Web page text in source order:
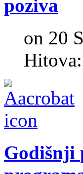
poziva
on 20
Godišnji